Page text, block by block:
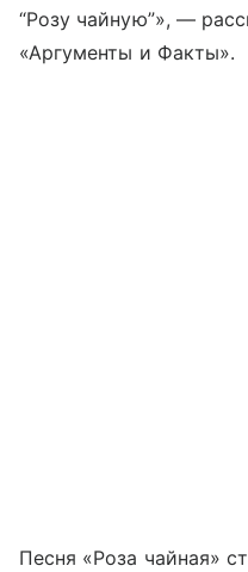
“Розу чайную”», —
«Аргументы и Факты».
Песня «Роза чайная»